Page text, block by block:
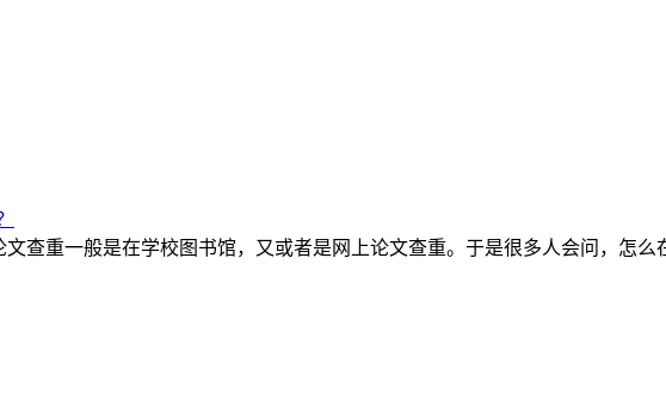
查重一般是在学校图书馆，又或者是网上论文查重。于是很多人会问，怎么